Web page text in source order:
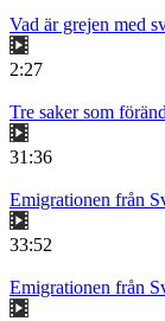
Vad är grejen med
2:27
Tre saker som
31:36
Emigrationen från
33:52
Emigrationen från